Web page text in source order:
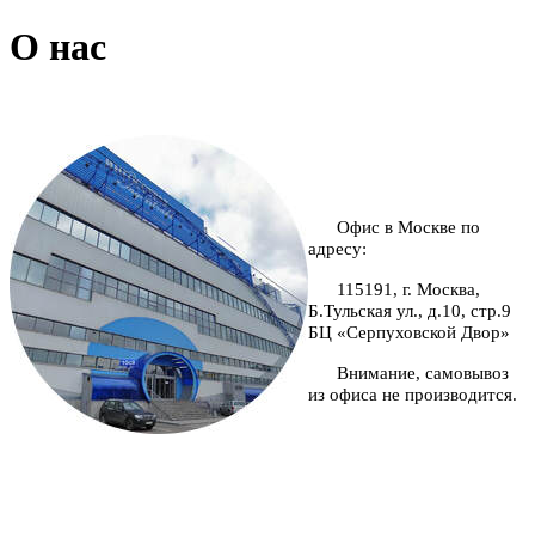
О нас
Офис в Москве по
адресу:
115191, г. Москва,
Б.Тульская ул., д.10, стр.9
БЦ «Серпуховской Двор»
Внимание, самовывоз
из офиса не производится.